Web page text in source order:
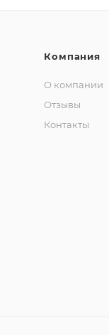
Компания
О компании
Отзывы
Контакты